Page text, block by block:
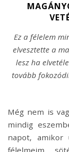
Ez a félelem
elvesztette a
lesz ha
tovább
Még nem is
mindig
napot, amikor